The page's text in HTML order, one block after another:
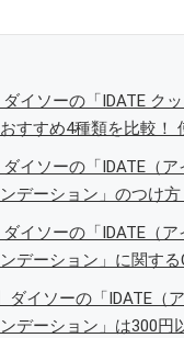
イソーの「IDATE ク
すすめ4種類を比較！
イソーの「IDATE（
デーション」のつけ
イソーの「IDATE（
デーション」に関する
ダイソーの「IDATE（
デーション」は300円